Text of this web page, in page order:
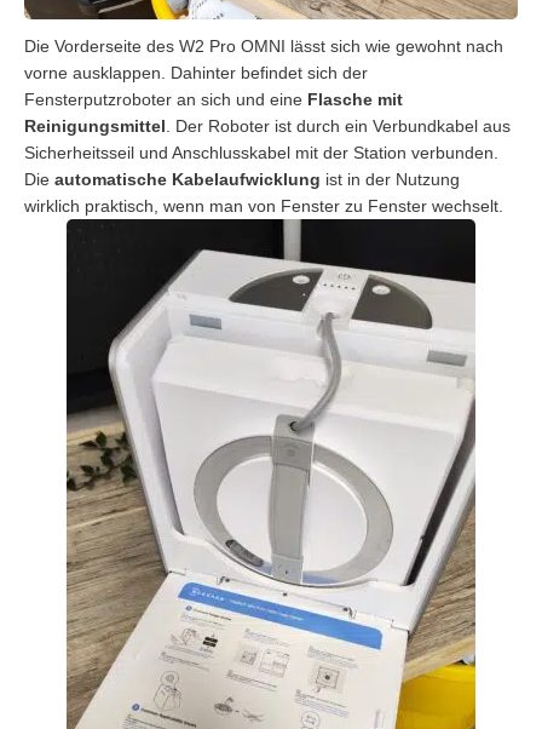
Die Vorderseite des W2 Pro OMNI lässt sich wie gewohnt nach
vorne ausklappen. Dahinter befindet sich der
Fensterputzroboter an sich und eine Flasche mit
Reinigungsmittel . Der Roboter ist durch ein Verbundkabel aus
Sicherheitsseil und Anschlusskabel mit der Station verbunden.
Die automatische Kabelaufwicklung ist in der Nutzung
wirklich praktisch, wenn man von Fenster zu Fenster wechselt.